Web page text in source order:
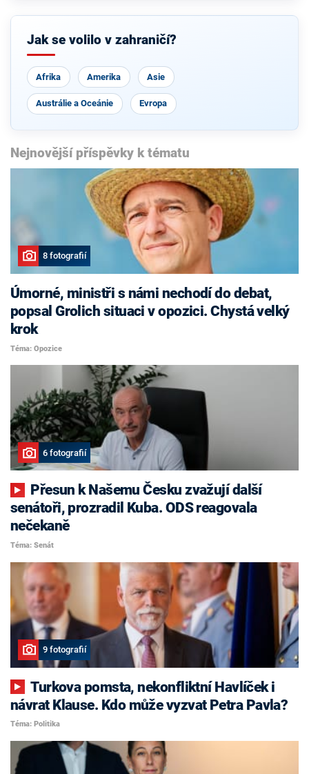
Jak se volilo v zahraničí?
Afrika Amerika Asie
Austrálie a Oceánie Evropa
Nejnovější příspěvky k tématu
8 fotografií
Úmorné, ministři s námi nechodí do debat,
popsal Grolich situaci v opozici. Chystá velký
krok
Téma: Opozice
6 fotografií
senátoři, prozradil Kuba. ODS reagovala
nečekaně
Téma: Senát
9 fotografií
Turkova pomsta, nekonfliktní Havlíček i
návrat Klause. Kdo může vyzvat Petra Pavla?
Téma: Politika